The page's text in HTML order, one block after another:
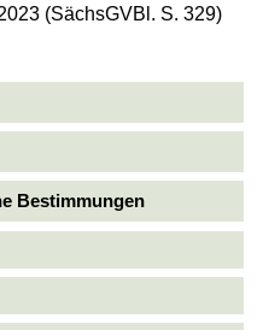
(SächsGVBl. S. 329)
Bestimmungen